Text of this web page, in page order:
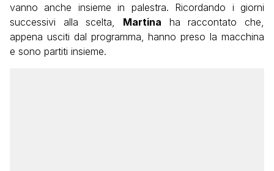
vanno anche insieme in palestra. Ricordando i giorni
successivi alla scelta, Martina ha raccontato che,
appena usciti dal programma, hanno preso la macchina
e sono partiti insieme.